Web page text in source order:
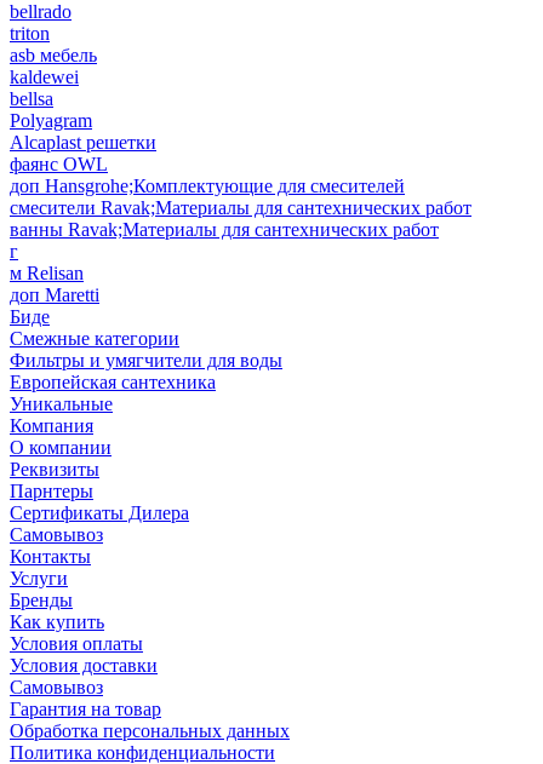
bellrado
triton
asb мебель
kaldewei
bellsa
Polyagram
Alcaplast решетки
фаянс OWL
доп Hansgrohe;Комплектующие для смесителей
смесители Ravak;Материалы для сантехнических работ
ванны Ravak;Материалы для сантехнических работ
г
м Relisan
доп Maretti
Биде
Смежные категории
Фильтры и умягчители для воды
Европейская сантехника
Уникальные
Компания
О компании
Реквизиты
Парнтеры
Сертификаты Дилера
Самовывоз
Контакты
Услуги
Бренды
Как купить
Условия оплаты
Условия доставки
Самовывоз
Гарантия на товар
Обработка персональных данных
Политика конфиденциальности